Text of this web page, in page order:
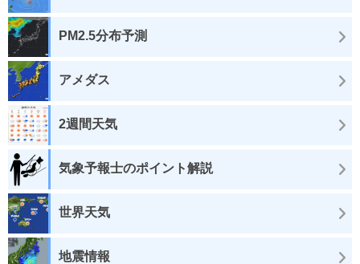
PM2.5分布予測
アメダス
2週間天気
気象予報士のポイント解説
世界天気
地震情報